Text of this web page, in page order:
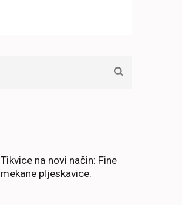
Tikvice na novi način: Fine
mekane pljeskavice.